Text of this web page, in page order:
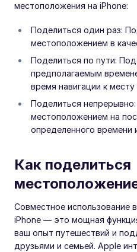
местоположения на iPhone:
Поделиться один раз:
местоположением в
Поделиться по пути:
предполагаемым
время навигации к месту
Поделиться
местоположением на
определенного времени
Как поделиться
Совместное использование
iPhone — это мощная
ваш опыт путешествий и
друзьями и семьей. Apple